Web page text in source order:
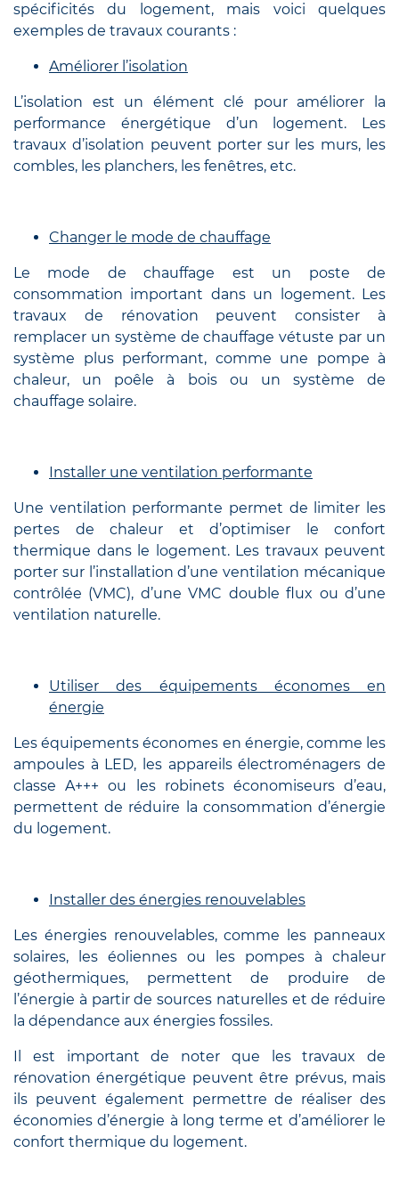
spécificités du logement, mais voici quelques
exemples de travaux courants :
Améliorer l’isolation
L’isolation est un élément clé pour améliorer la
performance énergétique d’un logement. Les
travaux d’isolation peuvent porter sur les murs, les
combles, les planchers, les fenêtres, etc.
Changer le mode de chauffage
Le mode de chauffage est un poste de
consommation important dans un logement. Les
travaux de rénovation peuvent consister à
remplacer un système de chauffage vétuste par un
système plus performant, comme une pompe à
chaleur, un poêle à bois ou un système de
chauffage solaire.
Installer une ventilation performante
Une ventilation performante permet de limiter les
pertes de chaleur et d’optimiser le confort
thermique dans le logement. Les travaux peuvent
porter sur l’installation d’une ventilation mécanique
contrôlée (VMC), d’une VMC double flux ou d’une
ventilation naturelle.
Utiliser des équipements économes en
énergie
Les équipements économes en énergie, comme les
ampoules à LED, les appareils électroménagers de
classe A+++ ou les robinets économiseurs d’eau,
permettent de réduire la consommation d’énergie
du logement.
Installer des énergies renouvelables
Les énergies renouvelables, comme les panneaux
solaires, les éoliennes ou les pompes à chaleur
géothermiques, permettent de produire de
l’énergie à partir de sources naturelles et de réduire
la dépendance aux énergies fossiles.
Il est important de noter que les travaux de
rénovation énergétique peuvent être prévus, mais
ils peuvent également permettre de réaliser des
économies d’énergie à long terme et d’améliorer le
confort thermique du logement.